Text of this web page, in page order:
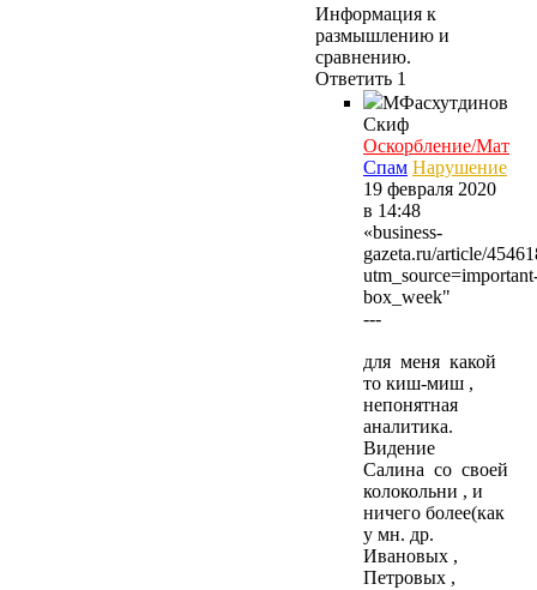
Информация к
размышлению и
сравнению.
Ответить 1
МФасхутдинов
Скиф
Оскорбление/Мат
Спам Нарушение
19 февраля 2020
в 14:48
«business-
gazeta.ru/article/
box_week"
---
для меня какой
то киш-миш ,
непонятная
аналитика.
Видение
Салина со своей
колокольни , и
ничего более(как
у мн. др.
Ивановых ,
Петровых ,